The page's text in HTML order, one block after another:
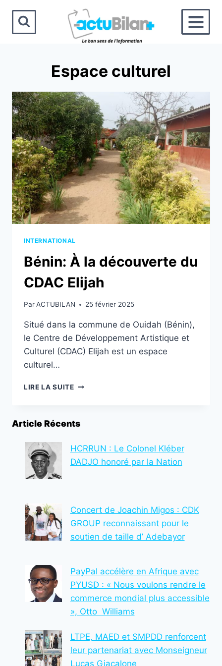
contenu
Espace culturel
INTERNATIONAL
Bénin: À la découverte du
CDAC Elijah
ParACTUBILAN 25 février 2025
Situé dans la commune de Ouidah (Bénin),
le Centre de Développement Artistique et
Culturel (CDAC) Elijah est un espace
culturel…
LIRE LA SUITEBÉNIN:
DU
ELIJAH
Article Récents
HCRRUN : Le Colonel Kléber
DADJO honoré par la Nation
Concert de Joachin Migos : CDK
GROUP reconnaissant pour le
soutien de taille d’ Adebayor
PayPal accélère en Afrique avec
PYUSD : « Nous voulons rendre le
commerce mondial plus accessible
», Otto Williams
LTPE, MAED et SMPDD renforcent
leur partenariat avec Monseigneur
Lucas Giacalone